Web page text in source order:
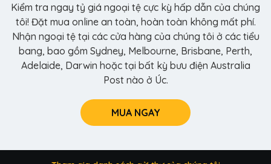
Kiểm tra ngay tỷ giá ngoại tệ cực kỳ hấp dẫn của chúng
tôi! Đặt mua online an toàn, hoàn toàn không mất phí.
Nhận ngoại tệ tại các cửa hàng của chúng tôi ở các tiểu
bang, bao gồm Sydney, Melbourne, Brisbane, Perth,
Adelaide, Darwin hoặc tại bất kỳ bưu điện Australia
Post nào ở Úc.
MUA NGAY